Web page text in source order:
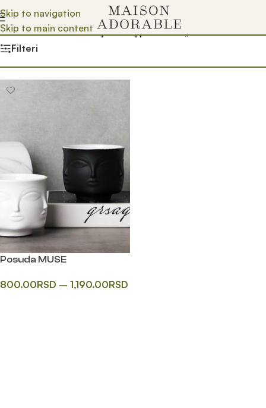
Skip to navigation
Skip to main content
Почетна/Prodavnica/Производ oзначен „muse“
Filteri
Posuda MUSE
800.00RSD – 1,190.00RSD